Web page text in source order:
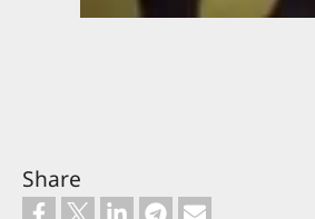
Share